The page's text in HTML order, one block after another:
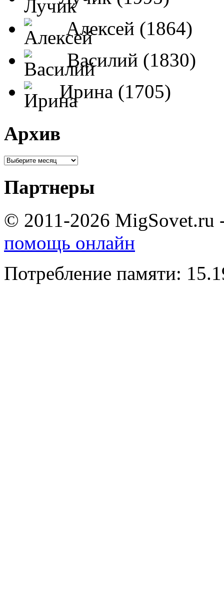
Алексей (1864)
Василий (1830)
Ирина (1705)
Архив
Партнеры
© 2011-2026 MigSovet.ru
помощь онлайн
Потребление памяти: